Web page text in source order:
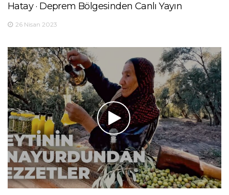
Hatay · Deprem Bölgesinden Canlı Yayın
26 Nisan 2023